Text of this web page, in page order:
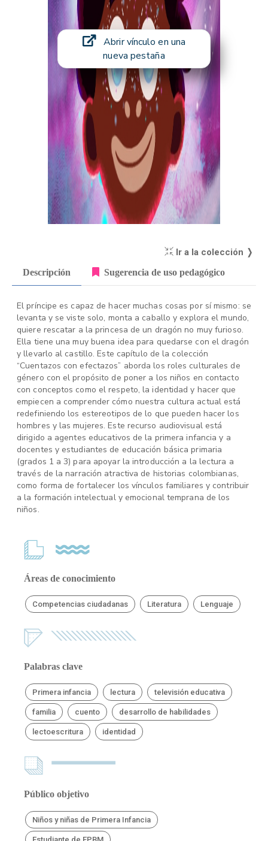
Abrir vínculo en una
nueva pestaña
Ir a la colección ❭
Descripción Sugerencia de uso pedagógico
El príncipe es capaz de hacer muchas cosas por sí mismo: se
levanta y se viste solo, monta a caballo y explora el mundo,
quiere rescatar a la princesa de un dragón no muy furioso.
Ella tiene una muy buena idea para quedarse con el dragón
y llevarlo al castillo. Este capítulo de la colección
“Cuentazos con efectazos” aborda los roles culturales de
género con el propósito de poner a los niños en contacto
con conceptos como el respeto, la identidad y hacer que
empiecen a comprender cómo nuestra cultura actual está
redefiniendo los estereotipos de lo que pueden hacer los
hombres y las mujeres. Este recurso audiovisual está
dirigido a agentes educativos de la primera infancia y a
docentes y estudiantes de educación básica primaria
(grados 1 a 3) para apoyar la introducción a la lectura a
través de la narración atractiva de historias colombianas,
como forma de fortalecer los vínculos familiares y contribuir
a la formación intelectual y emocional temprana de los
niños.
Áreas de conocimiento
Competencias ciudadanas Literatura Lenguaje
Palabras clave
Primera infancia lectura televisión educativa
familia cuento desarrollo de habilidades
lectoescritura identidad
Público objetivo
Niños y niñas de Primera Infancia